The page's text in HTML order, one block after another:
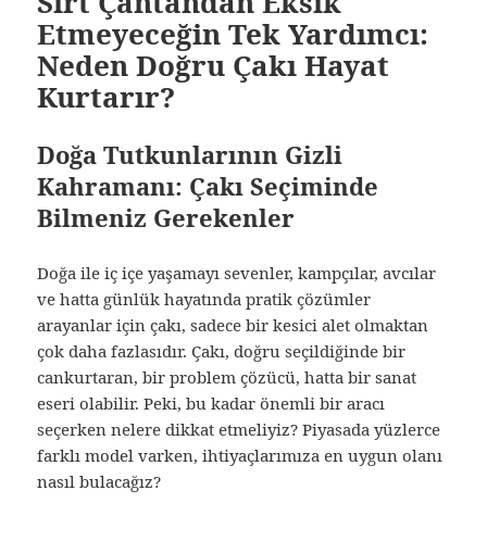
Etmeyeceğin Tek Yardımcı:
Neden Doğru Çakı Hayat
Kurtarır?
Doğa Tutkunlarının Gizli
Kahramanı: Çakı Seçiminde
Bilmeniz Gerekenler
Doğa ile iç içe yaşamayı sevenler, kampçılar, avcılar
ve hatta günlük hayatında pratik çözümler
arayanlar için çakı, sadece bir kesici alet olmaktan
çok daha fazlasıdır. Çakı, doğru seçildiğinde bir
cankurtaran, bir problem çözücü, hatta bir sanat
eseri olabilir. Peki, bu kadar önemli bir aracı
seçerken nelere dikkat etmeliyiz? Piyasada yüzlerce
farklı model varken, ihtiyaçlarımıza en uygun olanı
nasıl bulacağız?